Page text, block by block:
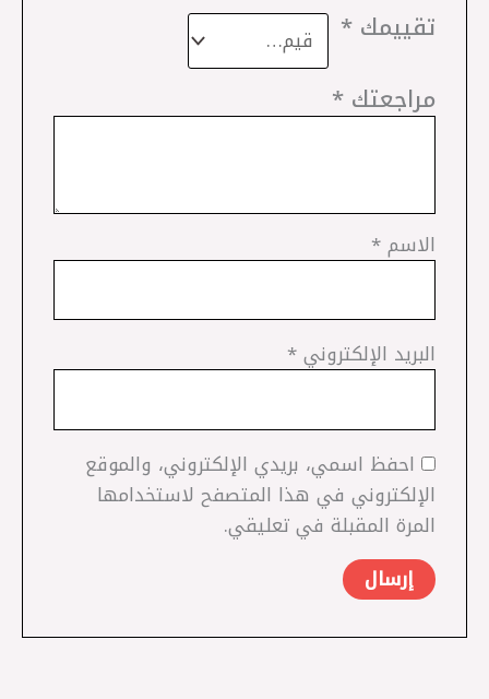
تقييمك*
مراجعتك*
الاسم*
البريد الإلكتروني*
احفظ اسمي، بريدي الإلكتروني، والموقع
الإلكتروني في هذا المتصفح لاستخدامها
المرة المقبلة في تعليقي.